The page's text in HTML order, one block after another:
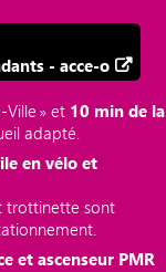
- acce-o
» et 10 min de la
adapté.
en vélo et
trottinette sont
et ascenseur PMR